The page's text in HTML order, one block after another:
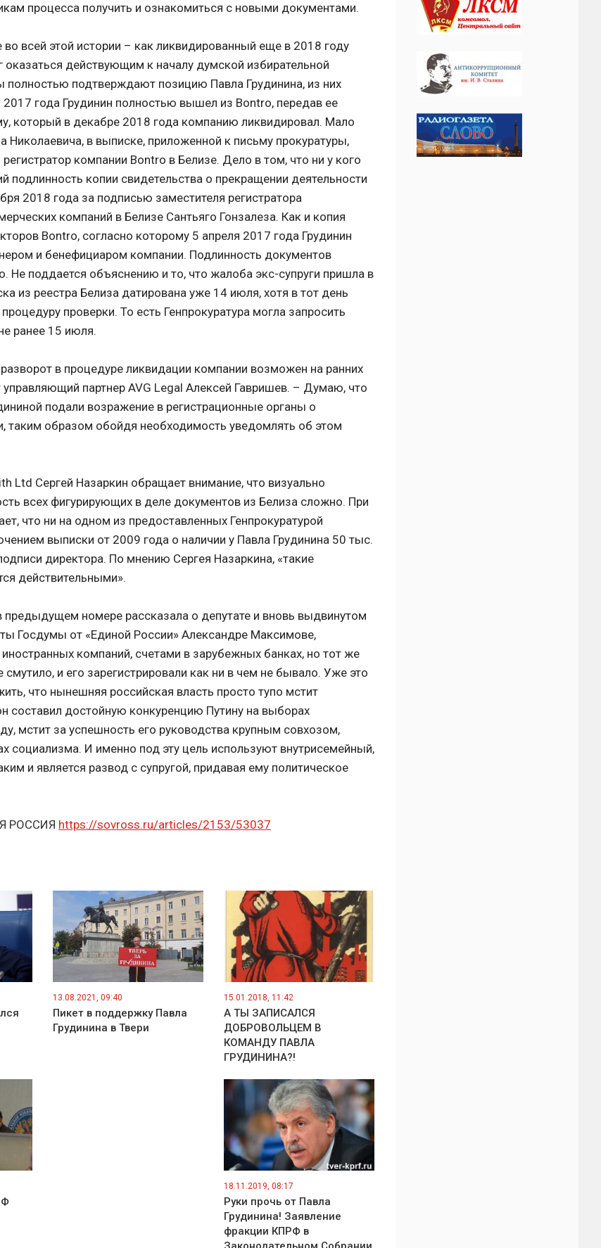
процесса получить и ознакомиться с новыми документами.
всей этой истории – как ликвидированный еще в 2018 году
действующим к началу думской избирательной
полностью подтверждают позицию Павла Грудинина, из них
2017 года Грудинин полностью вышел из Bontro, передав ее
который в декабре 2018 года компанию ликвидировал. Мало
Николаевича, в выписке, приложенной к письму прокуратуры,
компании Bontro в Белизе. Дело в том, что ни у кого
подлинность копии свидетельства о прекращении деятельности
2018 года за подписью заместителя регистратора
компаний в Белизе Сантьяго Гонзалеза. Как и копия
Bontro, согласно которому 5 апреля 2017 года Грудинин
и бенефициаром компании. Подлинность документов
Не поддается объяснению и то, что жалоба экс-супруги пришла в
из реестра Белиза датирована уже 14 июля, хотя в тот день
проверки. То есть Генпрокуратура могла запросить
ранее 15 июля.
в процедуре ликвидации компании возможен на ранних
управляющий партнер AVG Legal Алексей Гавришев. – Думаю, что
подали возражение в регистрационные органы о
таким образом обойдя необходимость уведомлять об этом
Ltd Сергей Назаркин обращает внимание, что визуально
всех фигурирующих в деле документов из Белиза сложно. При
что ни на одном из предоставленных Генпрокуратурой
выписки от 2009 года о наличии у Павла Грудинина 50 тыс.
директора. По мнению Сергея Назаркина, «такие
действительными».
предыдущем номере рассказала о депутате и вновь выдвинутом
Госдумы от «Единой России» Александре Максимове,
компаний, счетами в зарубежных банках, но тот же
и его зарегистрировали как ни в чем не бывало. Уже это
что нынешняя российская власть просто тупо мстит
составил достойную конкуренцию Путину на выборах
мстит за успешность его руководства крупным совхозом,
социализма. И именно под эту цель используют внутрисемейный,
и является развод с супругой, придавая ему политическое
РОССИЯ https://sovross.ru/articles/2153/53037
13.08.2021, 09:40
Пикет в поддержку Павла
Грудинина в Твери
15.01.2018, 11:42
А ТЫ ЗАПИСАЛСЯ
ДОБРОВОЛЬЦЕМ В
КОМАНДУ ПАВЛА
ГРУДИНИНА?!
18.11.2019, 08:17
Руки прочь от Павла
Грудинина! Заявление
фракции КПРФ в